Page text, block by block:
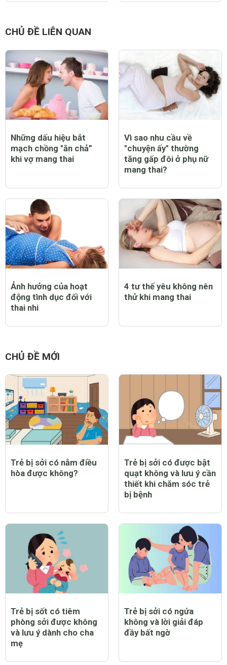
CHỦ ĐỀ LIÊN QUAN
Những dấu hiệu bắt
mạch chồng "ăn chả”
khi vợ mang thai
Vì sao nhu cầu về
"chuyện ấy" thường
tăng gấp đôi ở phụ nữ
mang thai?
Ảnh hưởng của hoạt
động tình dục đối với
thai nhi
4 tư thế yêu không nên
thử khi mang thai
CHỦ ĐỀ MỚI
Trẻ bị sởi có nằm điều
hòa được không?
Trẻ bị sởi có được bật
quạt không và lưu ý cần
thiết khi chăm sóc trẻ
bị bệnh
Trẻ bị sốt có tiêm
phòng sởi được không
và lưu ý dành cho cha
mẹ
Trẻ bị sởi có ngứa
không và lời giải đáp
đầy bất ngờ